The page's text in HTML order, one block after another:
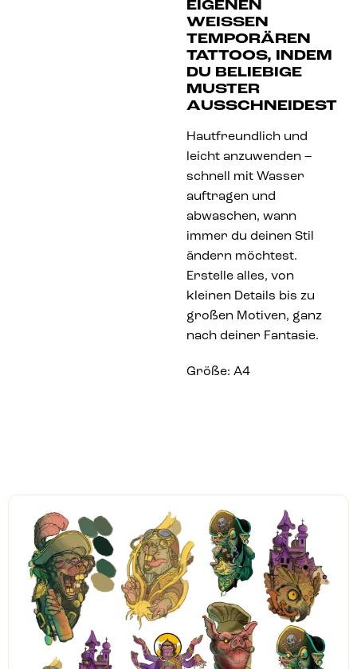
EIGENEN
WEISSEN T
EMPORÄREN T
ATTOOS, INDEM D
U BELIEBIGE M
USTER A
USSCHNEIDEST
Hautfreundlich und
leicht anzuwenden –
schnell mit Wasser
auftragen und
abwaschen, wann
immer du deinen Stil
ändern möchtest.
Erstelle alles, von
kleinen Details bis zu
großen Motiven, ganz
nach deiner Fantasie.
Größe: A4